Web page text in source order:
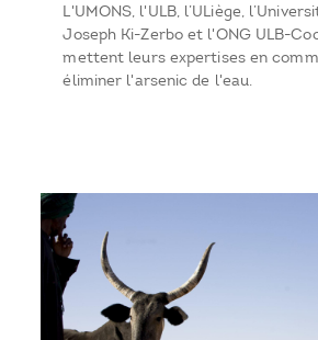
L'UMONS, l'ULB, l’ULiège,
Joseph Ki-Zerbo et l'ONG ULB-
mettent leurs expertises en
éliminer l'arsenic de l'eau.